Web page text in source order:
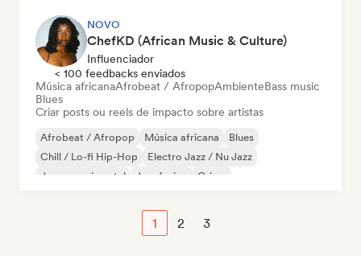
NOVO
ChefKD (African Music & Culture)
Influenciador
< 100 feedbacks enviados
Música africanaAfrobeat / AfropopAmbienteBass music
Blues
Criar posts ou reels de impacto sobre artistas
Afrobeat / Afropop Música africana
Blues
Chill / Lo-fi Hip-Hop
Electro Jazz / Nu Jazz
Jazz experimental
Jazz fusion Grime
1 2 3